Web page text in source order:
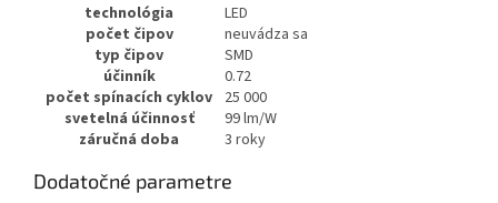
technológia
LED
počet čipov
neuvádza sa
typ čipov
SMD
účinník
0.72
počet spínacích cyklov 25 000
svetelná účinnosť
99 lm/W
záručná doba
3 roky
Dodatočné parametre